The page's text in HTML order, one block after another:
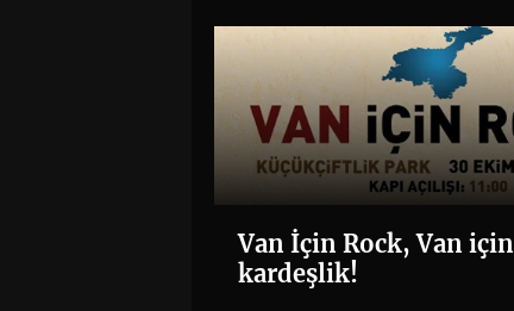
Van İçin Rock, Van için
kardeşlik!